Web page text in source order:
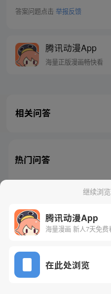
答案问题点击 举报反馈
腾讯动漫App
海量正版漫画畅快看
相关问答
热门问答
继续浏
腾讯动漫App
海量漫画 新人7天免费
在此处浏览
腾讯漫画 起
网站备案/许可证号